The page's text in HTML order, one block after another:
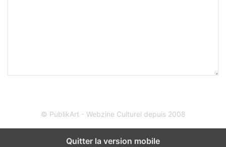
© PublikArt - Webzine Culturel depuis 2008
Quitter la version mobile